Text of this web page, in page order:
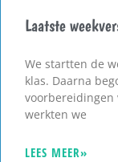
Laatste
We startten de
klas. Daarna
voorbereidingen
werkten we
LEES MEER»